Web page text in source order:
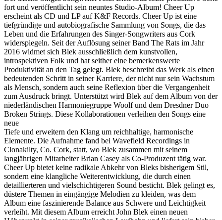
fort und veröffentlicht sein neuntes Studio-Album! Cheer Up
erscheint als CD und LP auf K&F Records. Cheer Up ist eine
tiefgründige und autobiografische Sammlung von Songs, die das
Leben und die Erfahrungen des Singer-Songwriters aus Cork
widerspiegeln. Seit der Auflösung seiner Band The Rats im Jahr
2016 widmet sich Blek ausschließlich dem kunstvollen,
introspektiven Folk und hat seither eine bemerkenswerte
Produktivität an den Tag gelegt. Blek beschreibt das Werk als einen
bedeutenden Schritt in seiner Karriere, der nicht nur sein Wachstum
als Mensch, sondern auch seine Reflexion über die Vergangenheit
zum Ausdruck bringt. Unterstützt wird Blek auf dem Album von der
niederländischen Harmoniegruppe Woolf und dem Dresdner Duo
Broken Strings. Diese Kollaborationen verleihen den Songs eine
neue
Tiefe und erweitern den Klang um reichhaltige, harmonische
Elemente. Die Aufnahme fand bei Wavefield Recordings in
Clonakilty, Co. Cork, statt, wo Blek zusammen mit seinem
langjährigen Mitarbeiter Brian Casey als Co-Produzent tätig war.
Cheer Up bietet keine radikale Abkehr von Bleks bisherigem Stil,
sondern eine klangliche Weiterentwicklung, die durch einen
detaillierteren und vielschichtigeren Sound besticht. Blek gelingt es,
düstere Themen in eingängige Melodien zu kleiden, was dem
Album eine faszinierende Balance aus Schwere und Leichtigkeit
verleiht. Mit diesem Album erreicht John Blek einen neuen